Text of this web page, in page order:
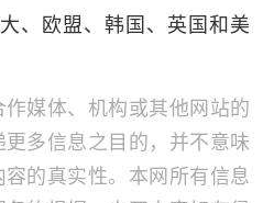
、欧盟、韩国、英国和美
媒体、机构或其他网站的
多信息之目的，并不意味
的真实性。本网所有信息